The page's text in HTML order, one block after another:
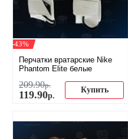
-43%
Перчатки вратарские Nike
Phantom Elite белые
209.90р.
119.90р.
Купить